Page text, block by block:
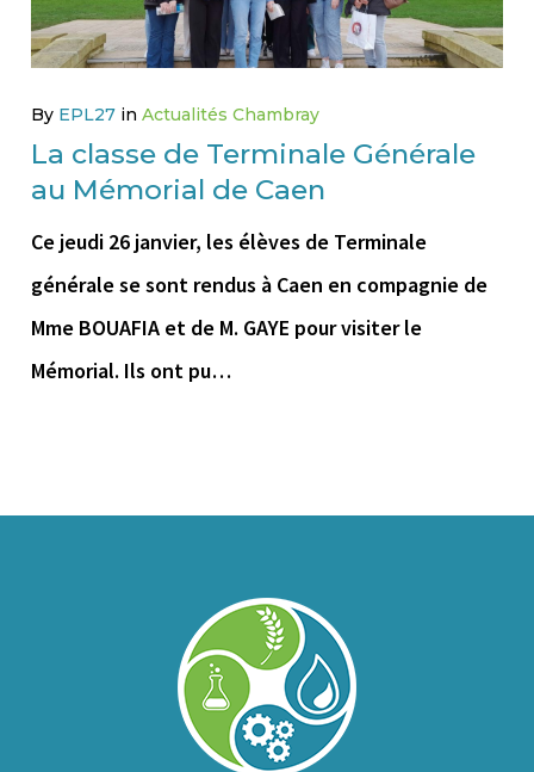
By EPL27 in Actualités Chambray
La classe de Terminale Générale
au Mémorial de Caen
Ce jeudi 26 janvier, les élèves de Terminale
générale se sont rendus à Caen en compagnie de
Mme BOUAFIA et de M. GAYE pour visiter le
Mémorial. Ils ont pu…